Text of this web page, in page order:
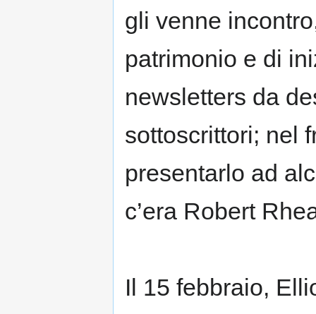
gli venne
patrimonio e di
newsletters da
sottoscrittori; nel
presentarlo ad
c’era Robert
Il 15 febbraio,